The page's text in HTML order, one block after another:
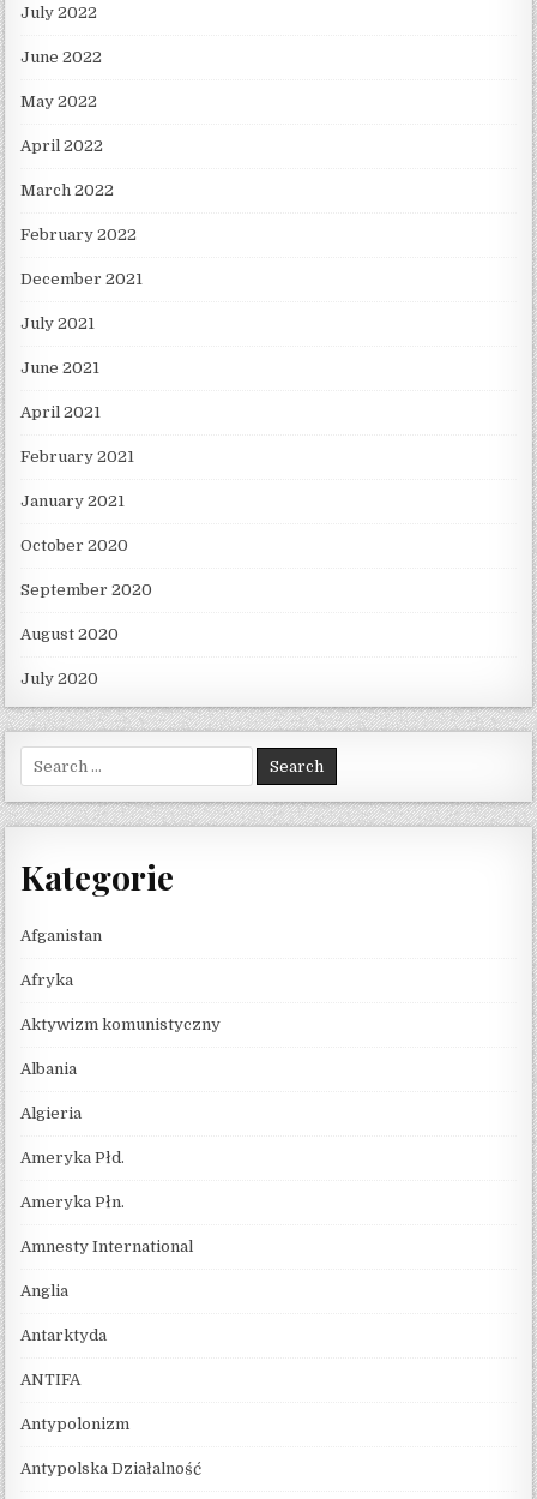
July 2022
June 2022
May 2022
April 2022
March 2022
February 2022
December 2021
July 2021
June 2021
April 2021
February 2021
January 2021
October 2020
September 2020
August 2020
July 2020
Search for:
Kategorie
Afganistan
Afryka
Aktywizm komunistyczny
Albania
Algieria
Ameryka Płd.
Ameryka Płn.
Amnesty International
Anglia
Antarktyda
ANTIFA
Antypolonizm
Antypolska Działalność